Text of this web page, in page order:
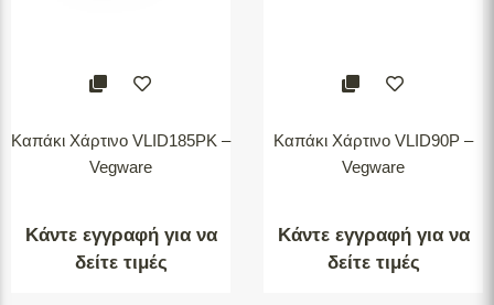
Καπάκι Χάρτινο VLID185PK –
Vegware
Κάντε εγγραφή για να
δείτε τιμές
Καπάκι Χάρτινο VLID90P –
Vegware
Κάντε εγγραφή για να
δείτε τιμές